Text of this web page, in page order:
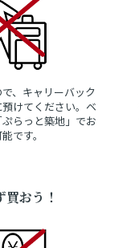
、キャリーバック
けてください。ベ
らっと築地」でお
です。
おう！